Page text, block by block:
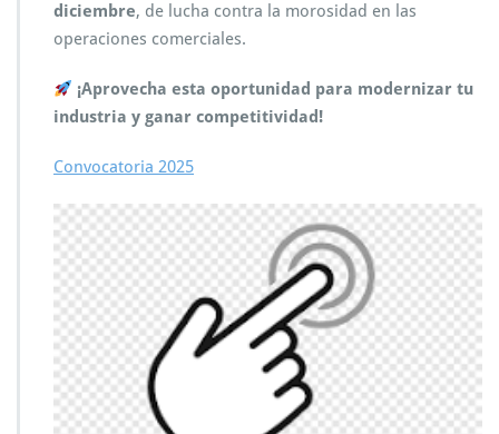
diciembre, de lucha contra la morosidad en las
operaciones comerciales.
¡Aprovecha esta oportunidad para modernizar tu
industria y ganar competitividad!
Convocatoria 2025